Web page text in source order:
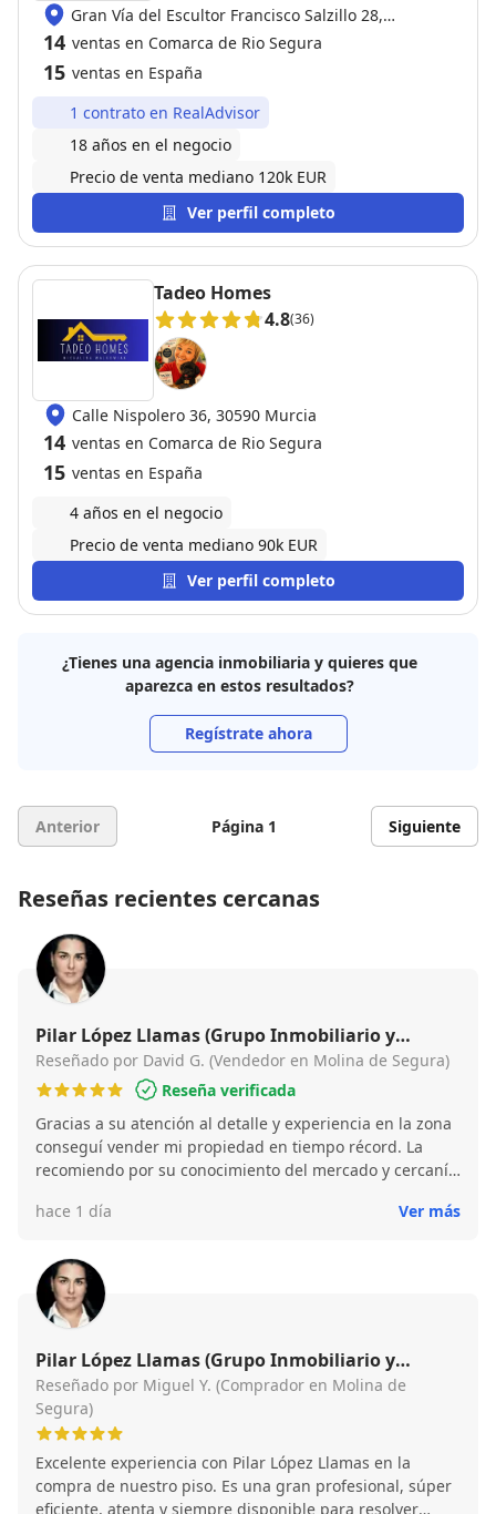
Gran Vía del Escultor Francisco Salzillo 28,
30004 Murcia
14 ventas en Comarca de Rio Segura
15 ventas en España
1 contrato en RealAdvisor
18 años en el negocio
Precio de venta mediano 120k EUR
Ver perfil completo
Tadeo Homes
4.8(36)
Calle Nispolero 36, 30590 Murcia
14 ventas en Comarca de Rio Segura
15 ventas en España
4 años en el negocio
Precio de venta mediano 90k EUR
Ver perfil completo
¿Tienes una agencia inmobiliaria y quieres que
aparezca en estos resultados?
Regístrate ahora
Anterior Página 1 Siguiente
Reseñas recientes cercanas
Pilar López Llamas (Grupo Inmobiliario y
Financiero Best House Molina de Segura)
Reseñado por David G. (Vendedor en Molina de Segura)
Reseña verificada
Gracias a su atención al detalle y experiencia en la zona
conseguí vender mi propiedad en tiempo récord. La
recomiendo por su conocimiento del mercado y cercanía
hace 1 día
Ver más
Pilar López Llamas (Grupo Inmobiliario y
Financiero Best House Molina de Segura)
Reseñado por Miguel Y. (Comprador en Molina de
Segura)
​Excelente experiencia con Pilar López Llamas en la
compra de nuestro piso. Es una gran profesional, súper
eficiente, atenta y siempre disponible para resolver